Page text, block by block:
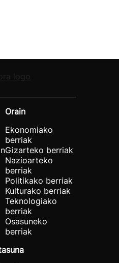
Orain
Ekonomiako
berriak
Gizarteko berriak
Nazioarteko
berriak
Politikako berriak
Kulturako berriak
Teknologiako
berriak
Osasuneko
berriak